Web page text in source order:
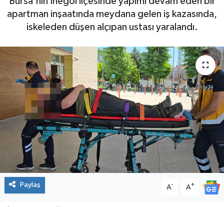
apartman inşaatında meydana gelen iş kazasında,
iskeleden düşen alçıpan ustası yaralandı.
Paylaş A- A+
SİYASET
SPOR
Son Dakika Haberleri